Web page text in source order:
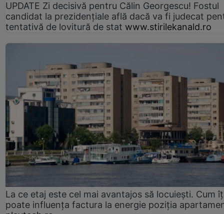
UPDATE Zi decisivă pentru Călin Georgescu! Fostul
candidat la prezidențiale află dacă va fi judecat
tentativă de lovitură de stat www.stirilekanald.ro
La ce etaj este cel mai avantajos să locuiești. Cum
poate influența factura la energie poziția